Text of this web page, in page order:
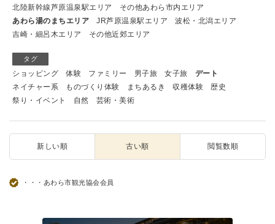
北陸新幹線芦原温泉駅エリア
その他あわら市内エリア
あわら湯のまちエリア
JR芦原温泉駅エリア
波松・北潟エリア
吉崎・細呂木エリア
その他近郊エリア
タグ
ショッピング 体験 ファミリー 男子旅 女子旅
デート
ネイチャー系
ものづくり体験 まちあるき 収穫体験
歴史
祭り・イベント
自然 芸術・美術
新しい順 古い順 閲覧数順
・・・あわら市観光協会会員